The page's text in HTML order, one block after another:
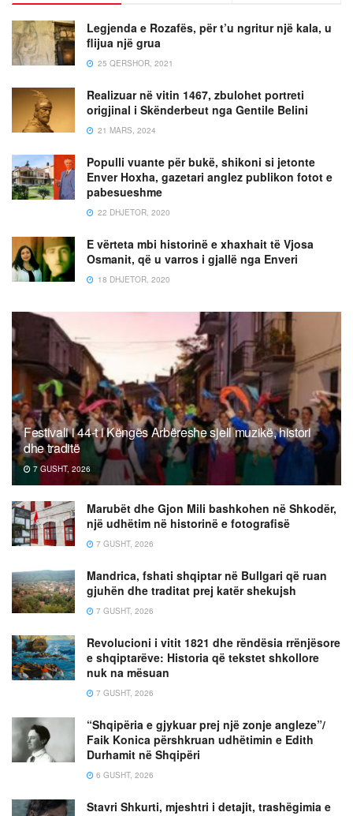
Legjenda e Rozafës, për t’u ngritur një kala, u
flijua një grua
25 QERSHOR, 2021
Realizuar në vitin 1467, zbulohet portreti
origjinal i Skënderbeut nga Gentile Belini
21 MARS, 2024
Populli vuante për bukë, shikoni si jetonte
Enver Hoxha, gazetari anglez publikon fotot e
pabesueshme
22 DHJETOR, 2020
E vërteta mbi historinë e xhaxhait të Vjosa
Osmanit, që u varros i gjallë nga Enveri
18 DHJETOR, 2020
Festivali i 44-t i Këngës Arbëreshe sjell muzikë, histori
dhe traditë
7 GUSHT, 2026
Marubët dhe Gjon Mili bashkohen në Shkodër,
një udhëtim në historinë e fotografisë
7 GUSHT, 2026
Mandrica, fshati shqiptar në Bullgari që ruan
gjuhën dhe traditat prej katër shekujsh
7 GUSHT, 2026
Revolucioni i vitit 1821 dhe rëndësia rrënjësore
e shqiptarëve: Historia që tekstet shkollore
nuk na mësuan
7 GUSHT, 2026
“Shqipëria e gjykuar prej një zonje angleze”/
Faik Konica përshkruan udhëtimin e Edith
Durhamit në Shqipëri
6 GUSHT, 2026
Stavri Shkurti, mjeshtri i detajit, trashëgimia e